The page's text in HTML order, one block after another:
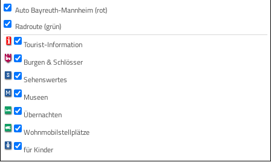
Auto Bayreuth-Mannheim (rot)
Radroute (grün)
Tourist-Information
Burgen & Schlösser
Sehenswertes
Museen
Übernachten
Wohnmobilstellplätze
für Kinder